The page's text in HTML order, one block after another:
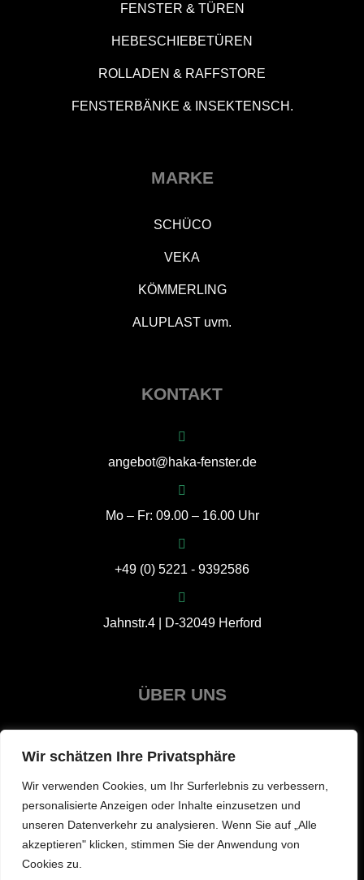
Wir schätzen Ihre Privatsphäre
Wir verwenden Cookies, um Ihr Surferlebnis zu verbessern,
personalisierte Anzeigen oder Inhalte einzusetzen und
unseren Datenverkehr zu analysieren. Wenn Sie auf „Alle
akzeptieren" klicken, stimmen Sie der Anwendung von
Cookies zu.
FENSTER & TÜREN
HEBESCHIEBETÜREN
ROLLADEN & RAFFSTORE
FENSTERBÄNKE & INSEKTENSCH.
MARKE
SCHÜCO
VEKA
KÖMMERLING
ALUPLAST uvm.
KONTAKT
angebot@haka-fenster.de
Mo – Fr: 09.00 – 16.00 Uhr
+49 (0) 5221 - 9392586
Jahnstr.4 | D-32049 Herford
ÜBER UNS